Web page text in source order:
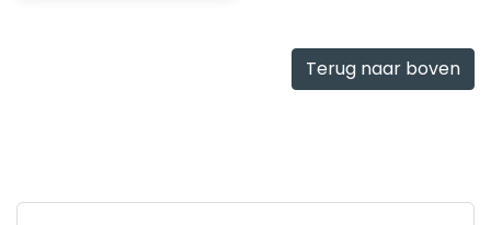
Terug naar boven